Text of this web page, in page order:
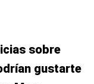
sobre
gustarte